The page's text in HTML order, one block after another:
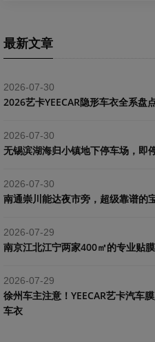
最新文章
2026-07-30
2026艺卡YEECAR隐形车衣全系盘
2026-07-30
无锡滨湖海归小镇地下停车场，即
2026-07-30
南通崇川能达夜市旁，超级靠谱的
2026-07-29
南京江北江宁两家400㎡的专业贴
2026-07-29
徐州车主注意！YEECAR艺卡汽车
车衣